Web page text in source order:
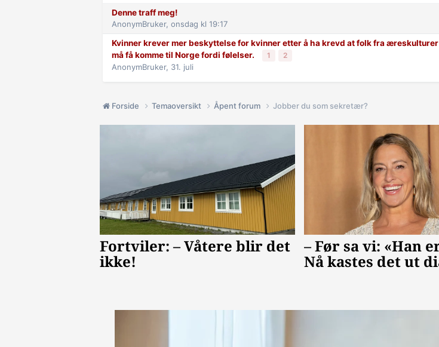
Denne traff meg!
AnonymBruker, onsdag kl 19:17
Kvinner krever mer beskyttelse for kvinner etter å ha krevd at folk fra æreskulturer
må få komme til Norge fordi følelser.
1 2
AnonymBruker, 31. juli
Forside Temaoversikt Åpent forum Jobber du som sekretær?